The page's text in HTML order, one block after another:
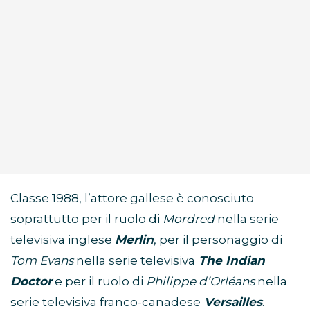
Classe 1988, l’attore gallese è conosciuto
soprattutto per il ruolo di Mordrednella serie
televisiva inglese Merlin, per il personaggio di
Tom Evansnella serie televisiva The Indian
Doctore per il ruolo di Philippe d’Orléansnella
serie televisiva franco-canadese Versailles.